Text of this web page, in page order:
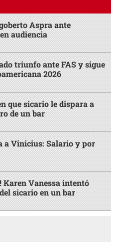
Aspra ante
audiencia
triunfo ante FAS y sigue
2026
que sicario le dispara a
de un bar
a Vinicius: Salario y por
Karen Vanessa intentó
sicario en un bar